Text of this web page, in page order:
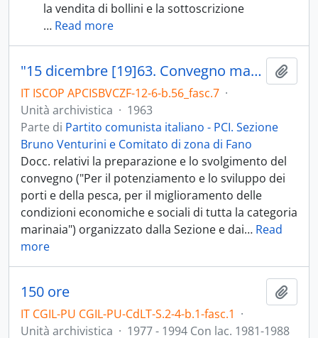
la vendita di bollini e la sottoscrizione
… Read more
"15 dicembre [19]63. Convegno marineria Fano"
IT ISCOP APCISBVCZF-12-6-b.56_fasc.7 ·
Unità archivistica · 1963
Parte di Partito comunista italiano - PCI. Sezione
Bruno Venturini e Comitato di zona di Fano
Docc. relativi la preparazione e lo svolgimento del
convegno ("Per il potenziamento e lo sviluppo dei
porti e della pesca, per il miglioramento delle
condizioni economiche e sociali di tutta la categoria
marinaia") organizzato dalla Sezione e dai… Read
more
150 ore
IT CGIL-PU CGIL-PU-CdLT-S.2-4-b.1-fasc.1 ·
Unità archivistica · 1977 - 1994 Con lac. 1981-1988